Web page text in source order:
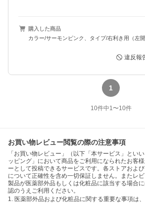
購入した商品
カラー/サーモンピンク、タイプ/右利き用（左
違反報
1
10件中1〜10件
お買い物レビュー閲覧の際の注意事項
「お買い物レビュー」（以下「本サービス」とい
ッピング」において商品をご利用になられたお客
ーとして投稿できるサービスです。各ストアおよ
について正確性を含め一切保証しません。またレビ
製品が医薬部外品もしくは化粧品に該当する場合
認のうえご利用ください。
1. 医薬部外品および化粧品に関する重要な事項は